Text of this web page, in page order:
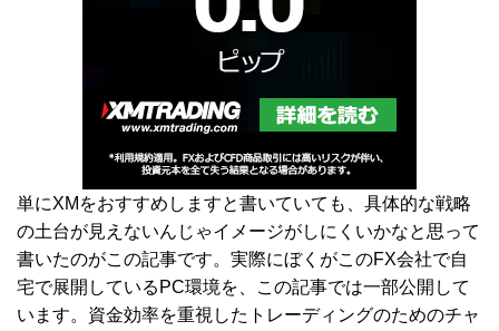
単にXMをおすすめしますと書いていても、具体的な戦略
の土台が見えないんじゃイメージがしにくいかなと思って
書いたのがこの記事です。実際にぼくがこのFX会社で自
宅で展開しているPC環境を、この記事では一部公開して
います。資金効率を重視したトレーディングのためのチャ